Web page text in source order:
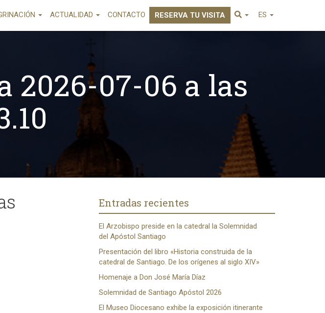
ACTUALIDAD CONTACTO RESERVA TU VISITA ES
2026-07-06 a las
Entradas recientes
El Arzobispo preside en la catedral la Solemnidad
del Apóstol Santiago
Presentación del libro «Historia construida de la
catedral de Santiago. De los orígenes al siglo XIV»
Homenaje a Don José María Díaz
Solemnidad de Santiago Apóstol 2026
El Museo Diocesano exhibe la exposición itinerante